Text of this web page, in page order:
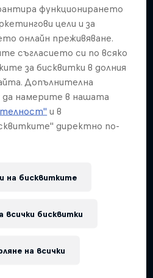
функционирането
цели и за
онлайн преживяване.
съгласието си по всяко
за бисквитки в долния
Допълнителна
намерите в нашата
и в
директно по-
на бисквитките
на всички
всички бисквитки